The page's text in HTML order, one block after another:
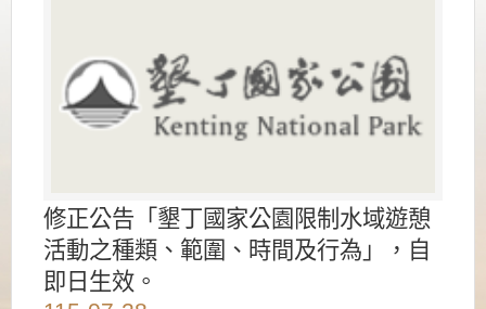
修正公告「墾丁國家公園限制水域遊憩
活動之種類、範圍、時間及行為」，自
即日生效。